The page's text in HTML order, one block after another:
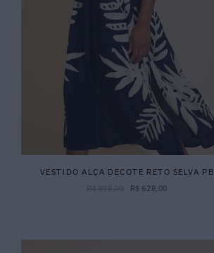
VESTIDO ALÇA DECOTE RETO SELVA PB
R$ 628 00